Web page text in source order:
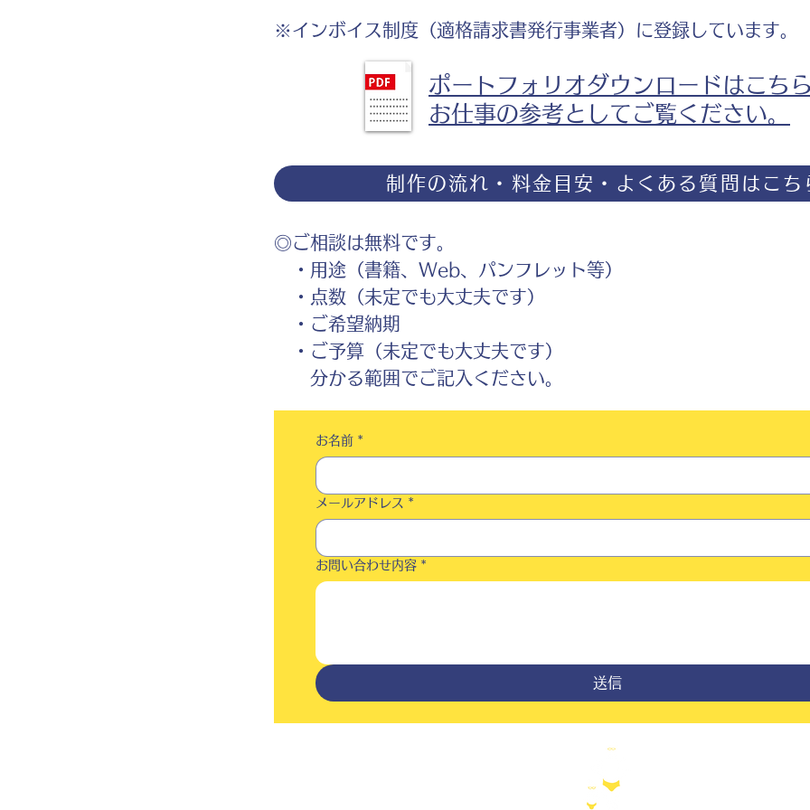
※インボイス制度（適格請求書発行事業者）に登録しています。
ポートフォリオダウンロードはこち
お仕事の参考としてご覧ください。
制作の流れ・料金目安・よくある質問はこち
◎ご相談は無料です。
・用途（書籍、Web、パンフレット等）
・点数（未定でも大丈夫です）
・ご希望納期
・ご予算（未定でも大丈夫です）
分かる範囲でご記入ください。
お名前 *
メールアドレス *
お問い合わせ内容 *
送信